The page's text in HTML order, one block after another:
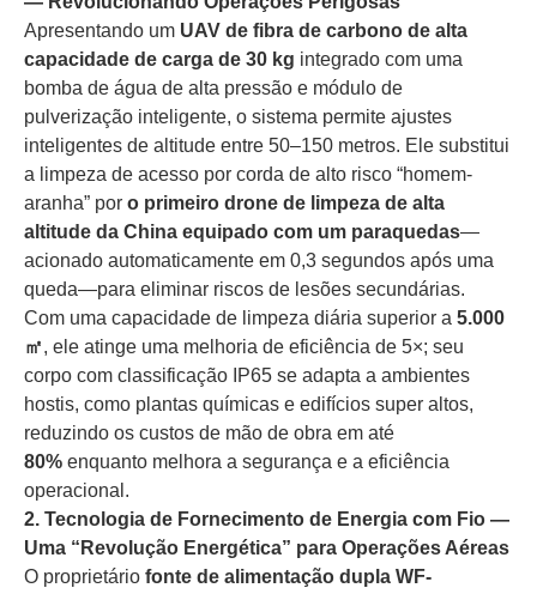
Apresentando um UAV de fibra de carbono de alta
capacidade de carga de 30 kg integrado com uma
bomba de água de alta pressão e módulo de
pulverização inteligente, o sistema permite ajustes
inteligentes de altitude entre 50–150 metros. Ele substitui
a limpeza de acesso por corda de alto risco “homem-
aranha” por o primeiro drone de limpeza de alta
altitude da China equipado com um paraquedas—
acionado automaticamente em 0,3 segundos após uma
queda—para eliminar riscos de lesões secundárias.
Com uma capacidade de limpeza diária superior a 5.000
㎡, ele atinge uma melhoria de eficiência de 5×; seu
corpo com classificação IP65 se adapta a ambientes
hostis, como plantas químicas e edifícios super altos,
reduzindo os custos de mão de obra em até
80% enquanto melhora a segurança e a eficiência
operacional.
2. Tecnologia de Fornecimento de Energia com Fio —
Uma “Revolução Energética” para Operações Aéreas
O proprietário fonte de alimentação dupla WF-